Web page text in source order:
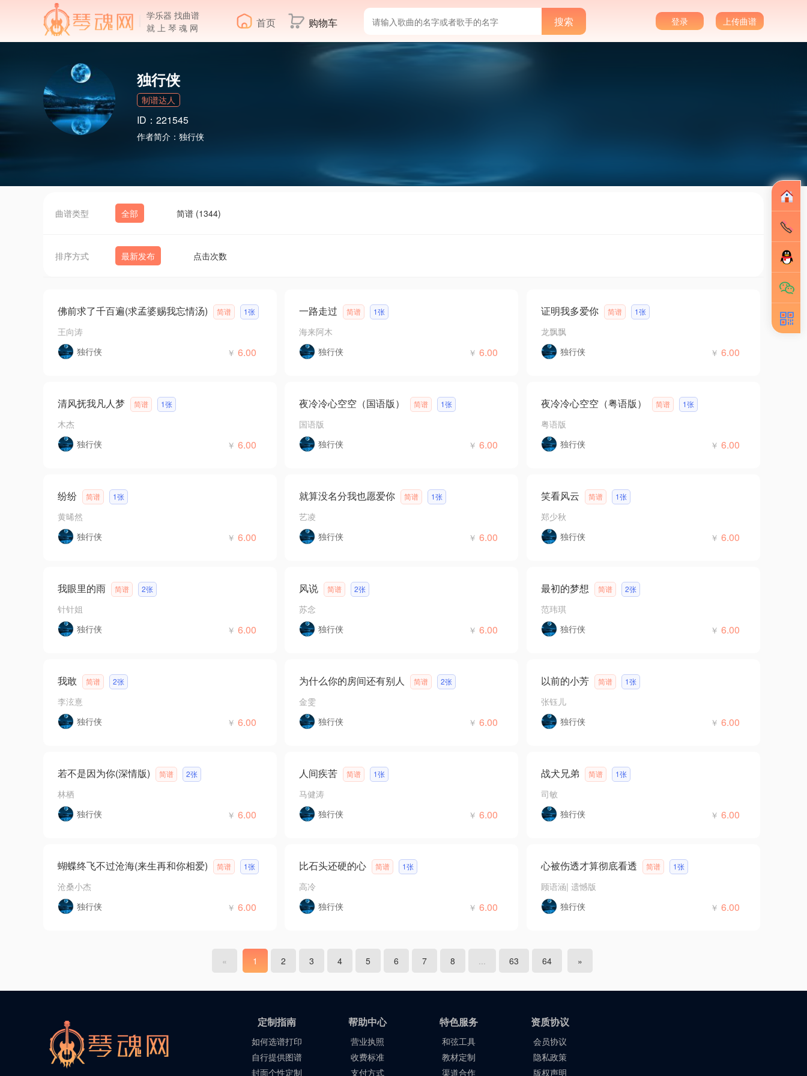
学乐器 找曲谱
就 上 琴 魂 网
首页 购物车 上传曲谱
登录
独行侠
制谱达人
ID：221545
作者简介： 独行侠
曲谱类型 全部 简谱 (1344)
排序方式 最新发布 点击次数
佛前求了千百遍(求孟婆赐我忘情汤) 简谱 1张
王向涛
独行侠
￥ 6.00
一路走过 简谱 1张
海来阿木
独行侠
￥6.00
证明我多爱你 简谱 1张
龙飘飘
独行侠
￥ 6.00
清风抚我凡人梦 简谱 1张
木杰
独行侠
￥ 6.00
夜冷冷心空空（国语版） 简谱 1张
国语版
独行侠
￥6.00
夜冷冷心空空（粤语版） 简谱 1张
粤语版
独行侠
￥ 6.00
纷纷 简谱 1张
黄晞然
独行侠
￥ 6.00
就算没名分我也愿爱你 简谱 1张
艺凌
独行侠
￥6.00
笑看风云 简谱 1张
郑少秋
独行侠
￥ 6.00
我眼里的雨 简谱 2张
针针姐
独行侠
￥ 6.00
风说 简谱 2张
苏念
独行侠
￥6.00
最初的梦想 简谱 2张
范玮琪
独行侠
￥ 6.00
我敢 简谱 2张
李泫憙
独行侠
￥ 6.00
为什么你的房间还有别人 简谱 2张
金雯
独行侠
￥6.00
以前的小芳 简谱 1张
张钰儿
独行侠
￥ 6.00
若不是因为你(深情版) 简谱 2张
林栖
独行侠
￥ 6.00
人间疾苦 简谱 1张
马健涛
独行侠
￥6.00
战犬兄弟 简谱 1张
司敏
独行侠
￥ 6.00
蝴蝶终飞不过沧海(来生再和你相爱) 简谱 1张
沧桑小杰
独行侠
￥ 6.00
比石头还硬的心 简谱 1张
高冷
独行侠
￥6.00
心被伤透才算彻底看透 简谱 1张
顾语涵| 遗憾版
独行侠
￥ 6.00
« 1 2 3 4 5 6 7 8 ... 63 64 »
定制指南
如何选谱打印
自行提供图谱
封面个性定制
帮助中心
营业执照
收费标准
支付方式
特色服务
和弦工具
教材定制
渠道合作
资质协议
会员协议
隐私政策
版权声明